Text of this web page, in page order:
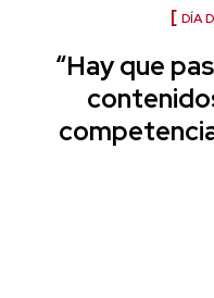
DÍA
“Hay que